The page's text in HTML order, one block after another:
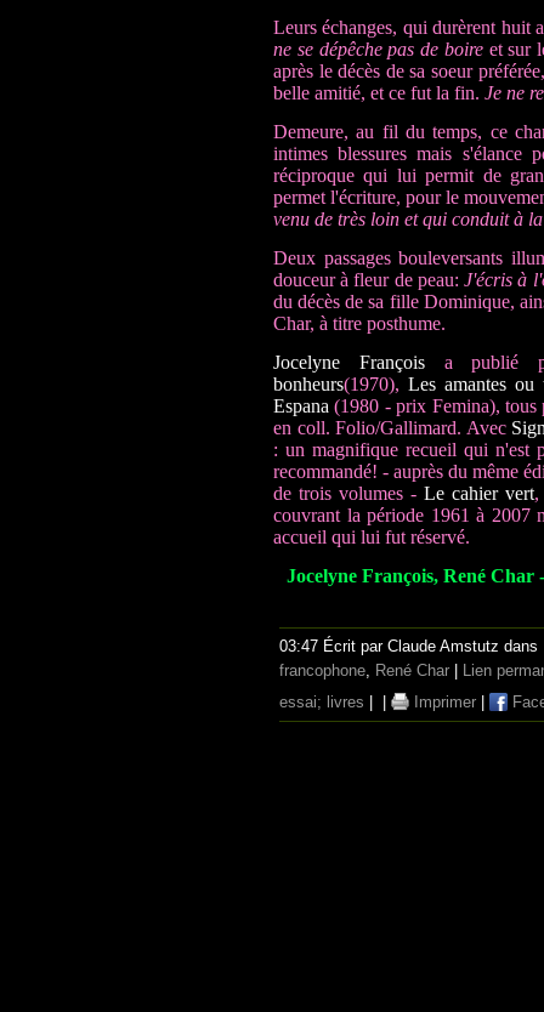
Leurs échanges, qui durèrent huit
ne se dépêche pas de boireet sur
après le décès de sa soeur
belle amitié, et ce fut la fin. Je ne
Demeure, au fil du temps, ce
intimes blessures mais s'élance
réciproque qui lui permit de
permet l'écriture, pour le
venu de très loin et qui conduit à
Deux passages bouleversants
douceur à fleur de peau:J'écris à
du décès de sa fille Dominique,
Char, à titre posthume.
Jocelyne Françoisa publié
bonheurs(1970), Les amantes ou
Espana (1980 -prix Femina), tous
en coll. Folio/Gallimard. Avec
: un magnifique recueil qui n'est
recommandé! - auprès du même
de trois volumes - Le cahier vert
couvrant la période 1961 à 2007
accueil qui lui fut réservé.
Jocelyne François, René
03:47 Écrit par Claude Amstutz dans
francophone
René Char
Lien
essai; livres
Imprimer